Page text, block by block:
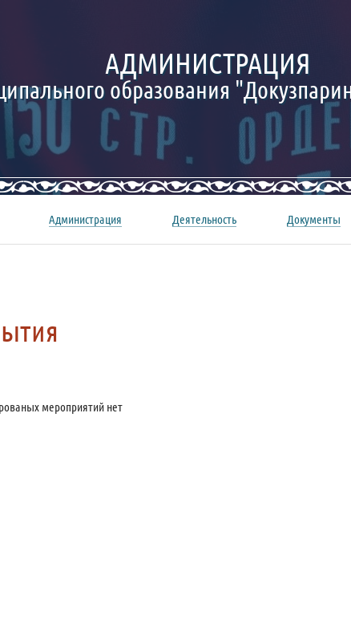
мероприятий нет
АДМИНИСТРАЦИЯ
образования
Администрация Деятельность Документы